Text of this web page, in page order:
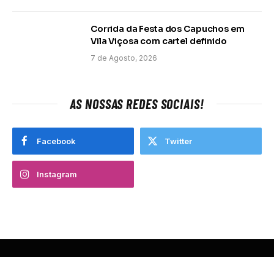
Corrida da Festa dos Capuchos em
Vila Viçosa com cartel definido
7 de Agosto, 2026
AS NOSSAS REDES SOCIAIS!
Facebook Twitter
Instagram